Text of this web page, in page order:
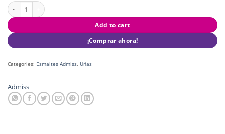
Lucho Admiss quantity
Add to cart
¡Comprar ahora!
Categories: Esmaltes Admiss Uñas
Admiss